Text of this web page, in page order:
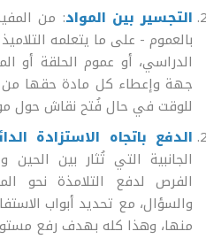
التجسير بين المواد: من
بالعموم - على ما يتعلمه
الدراسي، أو عموم الحلقة أو
جهة وإعطاء كل مادة حقها
للوقت في حال فُتح نقاش حول
الدفع باتجاه الاستزادة
الجانبية التي تُثار بين الحين
الفرص لدفع التلامذة نحو
والسؤال، مع تحديد أبواب
منها، وهذا كله بهدف رفع